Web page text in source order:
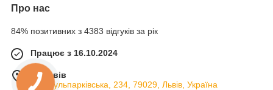
Про нас
84% позитивних з 4383 відгуків за рік
Працює з 16.10.2024
м. Львів
вул. Кульпарківська, 234, 79029, Львів, Україна